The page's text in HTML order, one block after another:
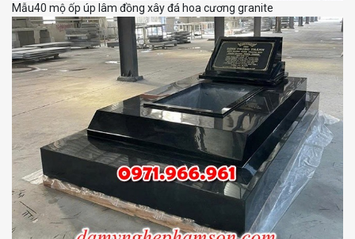
Mẫu40 mộ ốp úp lâm đồng xây đá hoa cương granite